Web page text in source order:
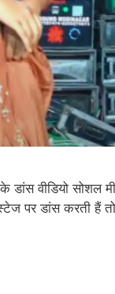
वीडियो सोशल
पर डांस करती हैं